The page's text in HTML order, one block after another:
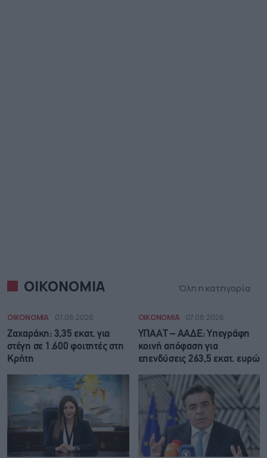
ΟΙΚΟΝΟΜΙΑ Όλη η κατηγορία
ΟΙΚΟΝΟΜΙΑ 07.08.2026
Ζαχαράκη: 3,35 εκατ. για
στέγη σε 1.600 φοιτητές στη
Κρήτη
ΟΙΚΟΝΟΜΙΑ 07.08.2026
ΥΠΑΑΤ – ΑΑΔΕ: Υπεγράφη
κοινή απόφαση για
επενδύσεις 263,5 εκατ. ευρώ